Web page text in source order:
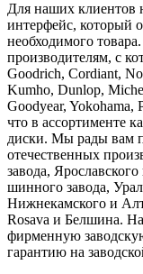
Для наших клиентов
интерфейс, который
необходимого
производителям, с
Goodrich, Cordiant,
Kumho, Dunlop,
Goodyear, Yokohama,
что в ассортименте
диски. Мы рады вам
отечественных
завода,
шинного завода,
Нижнекамского и
Rosava и Белшина.
фирменную
гарантию на